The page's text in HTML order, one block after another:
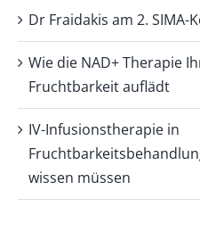
Dr Fraidakis am 2. SIMA-
Wie die NAD+ Therapie
Fruchtbarkeit auflädt
IV-Infusionstherapie in
wissen müssen